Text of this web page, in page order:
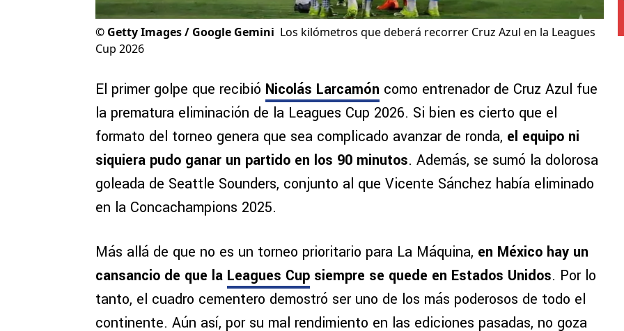
© Getty Images / Google Gemini Los kilómetros que deberá recorrer Cruz Azul en la Leagues
Cup 2026
El primer golpe que recibió Nicolás Larcamón como entrenador de Cruz Azul fue
la prematura eliminación de la Leagues Cup 2026. Si bien es cierto que el
formato del torneo genera que sea complicado avanzar de ronda, el equipo ni
siquiera pudo ganar un partido en los 90 minutos. Además, se sumó la dolorosa
goleada de Seattle Sounders, conjunto al que Vicente Sánchez había eliminado
en la Concachampions 2025.
Más allá de que no es un torneo prioritario para La Máquina, en México hay un
cansancio de que la Leagues Cup siempre se quede en Estados Unidos. Por lo
tanto, el cuadro cementero demostró ser uno de los más poderosos de todo el
continente. Aún así, por su mal rendimiento en las ediciones pasadas, no goza